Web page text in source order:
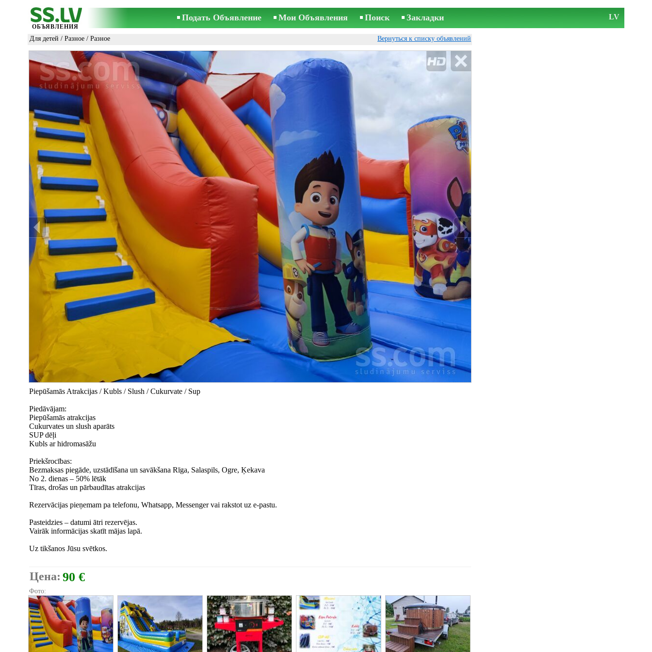
ОБЪЯВЛЕНИЯ
Подать Объявление Мои Объявления Поиск Закладки LV
Для детей / Разное / Разное Вернуться к списку объявлений
Piepūšamās Atrakcijas / Kubls / Slush / Cukurvate / Sup
Piedāvājam:
Piepūšamās atrakcijas
Cukurvates un slush aparāts
SUP dēļi
Kubls ar hidromasāžu
Priekšrocības:
Bezmaksas piegāde, uzstādīšana un savākšana Rīga, Salaspils, Ogre, Ķekava
No 2. dienas – 50% lētāk
Tīras, drošas un pārbaudītas atrakcijas
Rezervācijas pieņemam pa telefonu, Whatsapp, Messenger vai rakstot uz e-pastu.
Pasteidzies – datumi ātri rezervējas.
Vairāk informācijas skatīt mājas lapā.
Uz tikšanos Jūsu svētkos.
Цена: 90 €
Фото: